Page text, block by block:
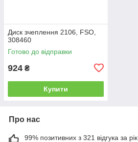
Диск зчеплення 2106, FSO,
308460
Готово до відправки
924 ₴
Купити
Про нас
99% позитивних з 321 відгука за рік